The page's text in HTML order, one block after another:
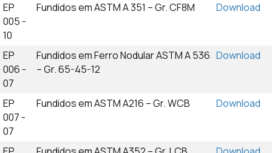
EP
005 -
10
Fundidos em ASTM A 351 – Gr. CF8M Download
EP
006 -
07
Fundidos em Ferro Nodular ASTM A 536
– Gr. 65-45-12
Download
EP
007 -
07
Fundidos em ASTM A216 – Gr. WCB Download